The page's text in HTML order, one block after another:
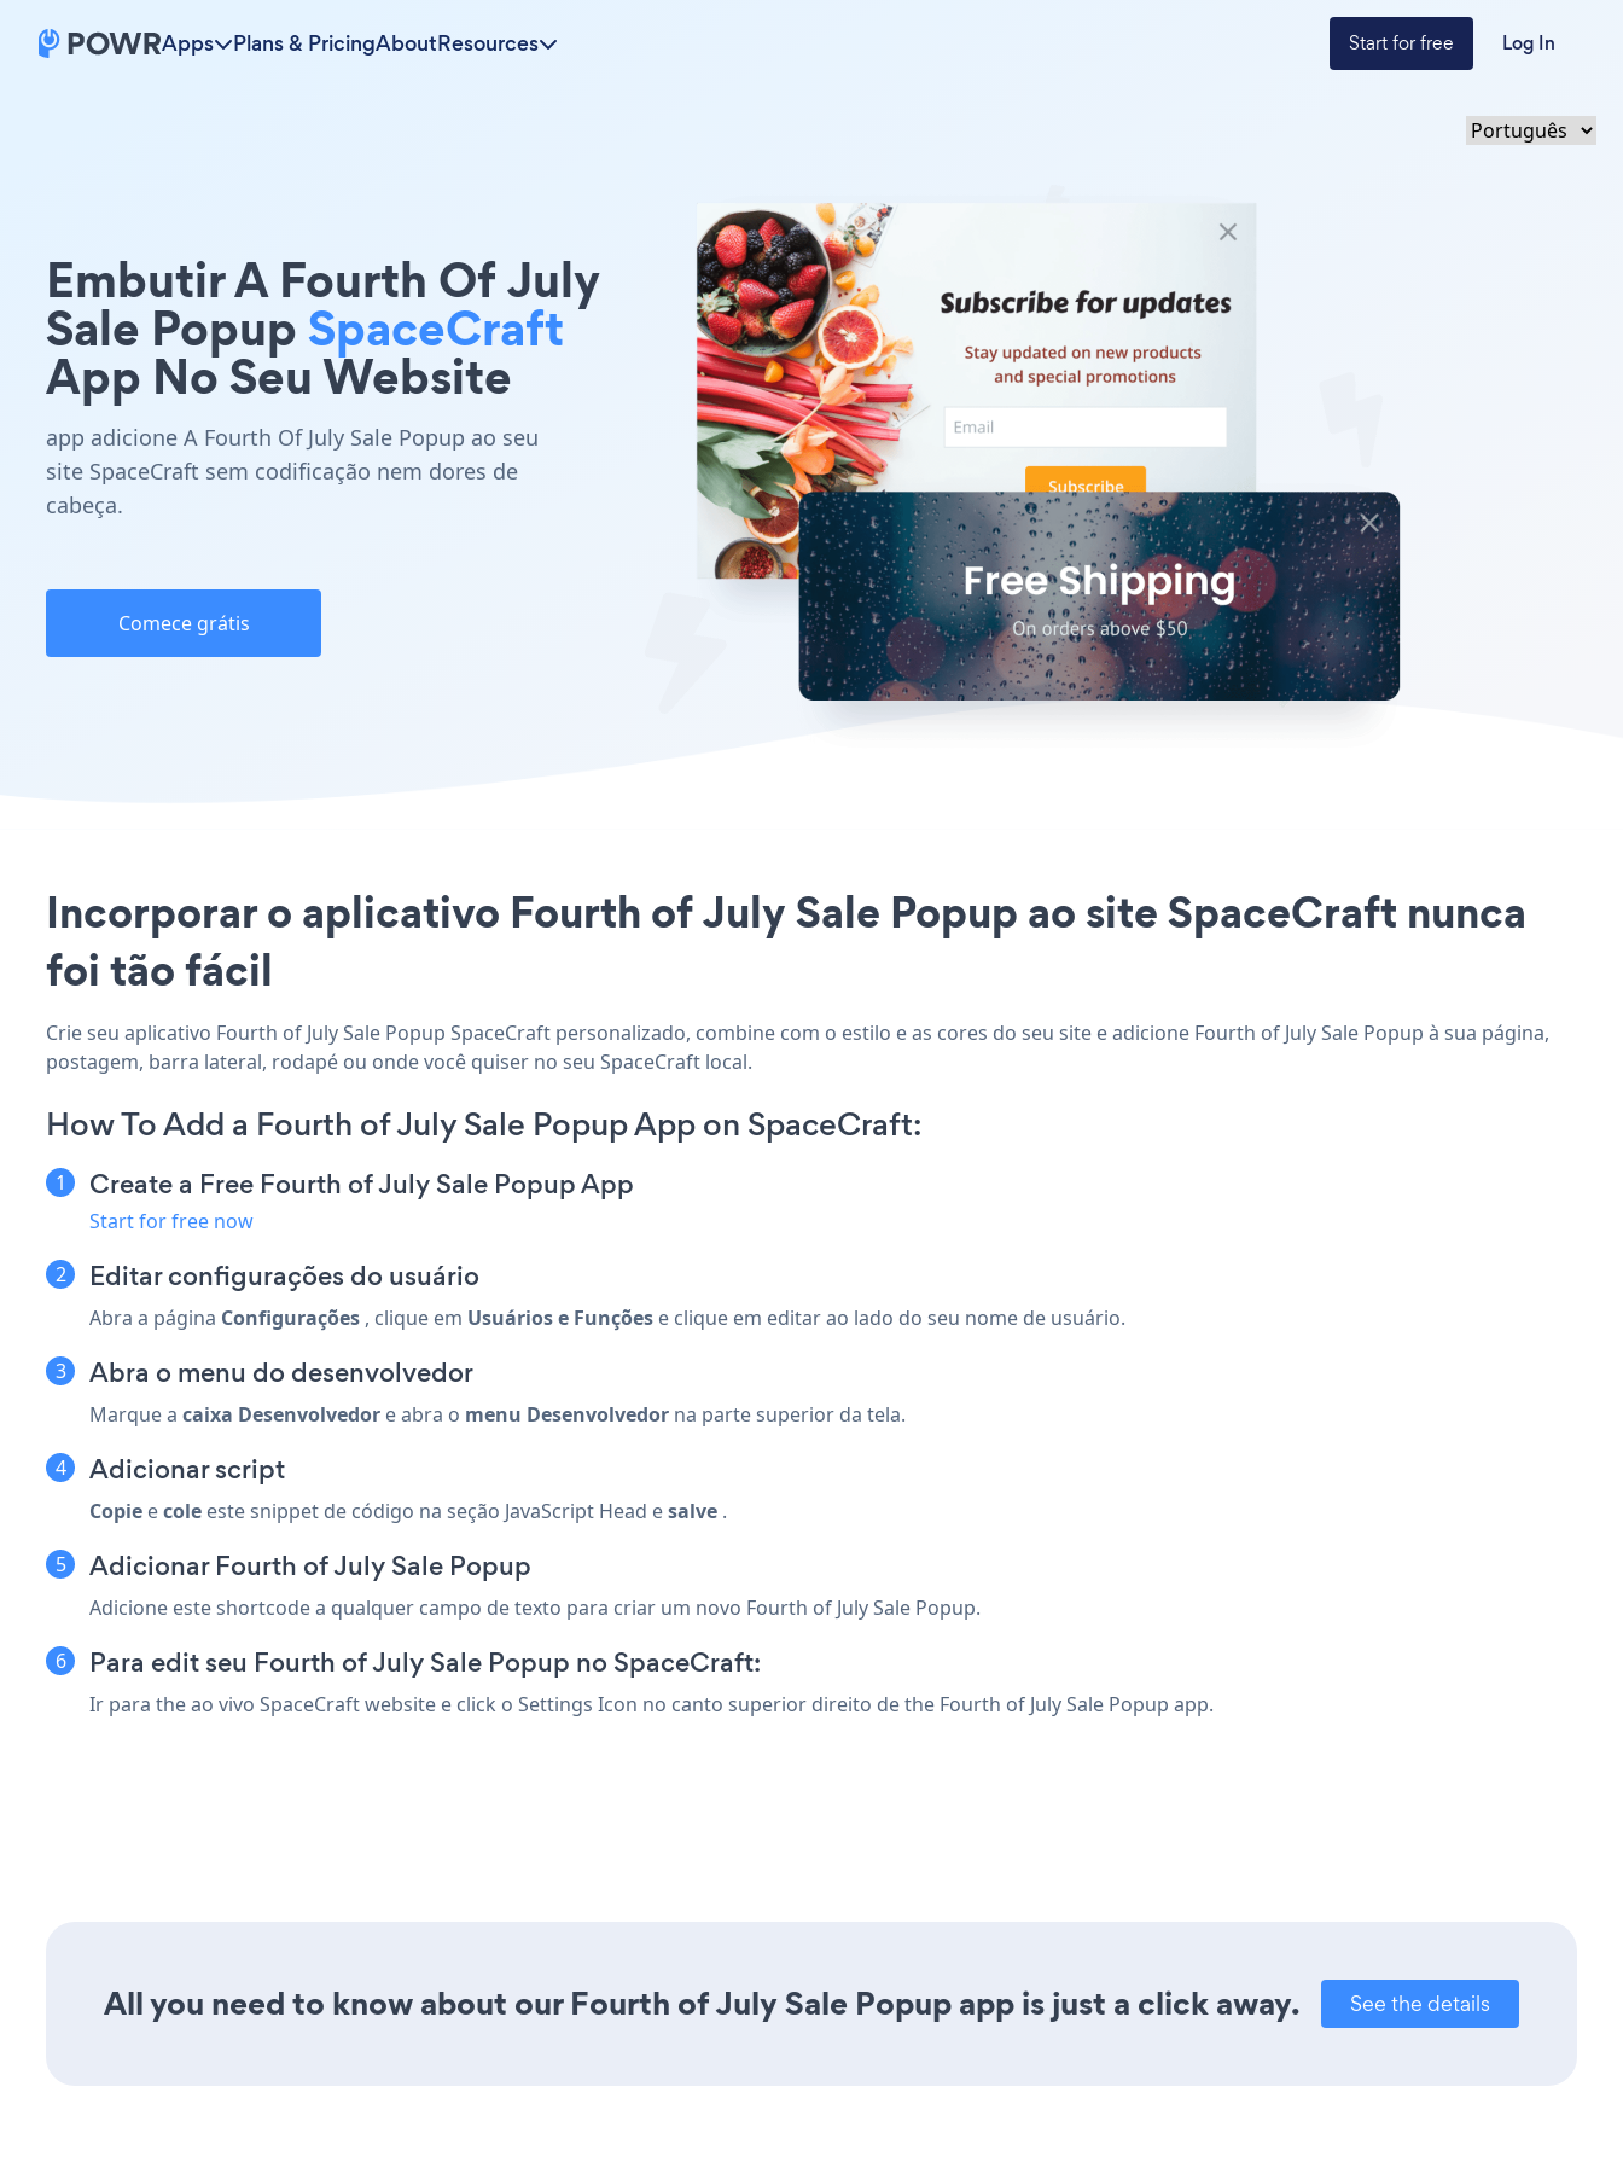
Apps Plans & PricingAboutResources Start for free Log In
Embutir A Fourth Of July
Sale PopupSpaceCraft
App No Seu Website
app adicione A Fourth Of July Sale Popup ao seu
site SpaceCraft sem codificação nem dores de
cabeça.
Comece grátis
Incorporar o aplicativo Fourth of July Sale Popup ao site SpaceCraft nunca
foi tão fácil
Crie seu aplicativo Fourth of July Sale Popup SpaceCraft personalizado, combine com o estilo e as cores do seu site e adicione Fourth of July Sale Popup à sua página,
postagem, barra lateral, rodapé ou onde você quiser no seu SpaceCraft local.
How To Add a Fourth of July Sale Popup App on SpaceCraft:
Create a Free Fourth of July Sale Popup App
Start for free now
Editar configurações do usuário
Abra a página Configurações , clique em Usuários e Funções e clique em editar ao lado do seu nome de usuário.
Abra o menu do desenvolvedor
Marque a caixa Desenvolvedor e abra o menu Desenvolvedor na parte superior da tela.
Adicionar script
Copie ecole este snippet de código na seção JavaScript Head esalve .
Adicionar Fourth of July Sale Popup
Adicione este shortcode a qualquer campo de texto para criar um novo Fourth of July Sale Popup.
Para edit seu Fourth of July Sale Popup no SpaceCraft:
Ir para the ao vivo SpaceCraft website e click o Settings Icon no canto superior direito de the Fourth of July Sale Popup app.
All you need to know about our Fourth of July Sale Popup app is just a click away. See the details